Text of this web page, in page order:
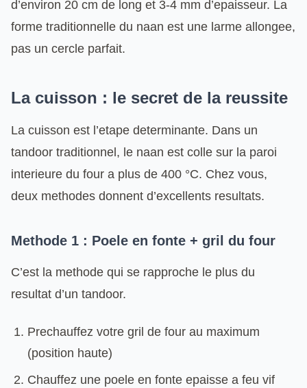
d’environ 20 cm de long et 3-4 mm d’epaisseur. La
forme traditionnelle du naan est une larme allongee,
pas un cercle parfait.
La cuisson : le secret de la reussite
La cuisson est l’etape determinante. Dans un
tandoor traditionnel, le naan est colle sur la paroi
interieure du four a plus de 400 °C. Chez vous,
deux methodes donnent d’excellents resultats.
Methode 1 : Poele en fonte + gril du four
C’est la methode qui se rapproche le plus du
resultat d’un tandoor.
Prechauffez votre gril de four au maximum
(position haute)
Chauffez une poele en fonte epaisse a feu vif